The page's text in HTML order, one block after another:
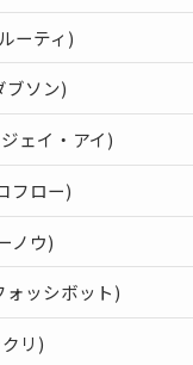
ーティ)
ブソン)
ェイ・アイ)
フロー)
ノウ)
ォッシボット)
リ)